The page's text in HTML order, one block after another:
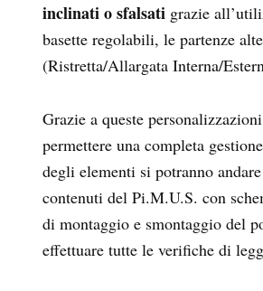
inclinati o sfalsati grazie
basette regolabili, le partenze
(Ristretta/Allargata Interna/
Grazie a queste
permettere una completa
degli elementi si potranno
contenuti del Pi.M.U.S. con
di montaggio e smontaggio del
effettuare tutte le verifiche di